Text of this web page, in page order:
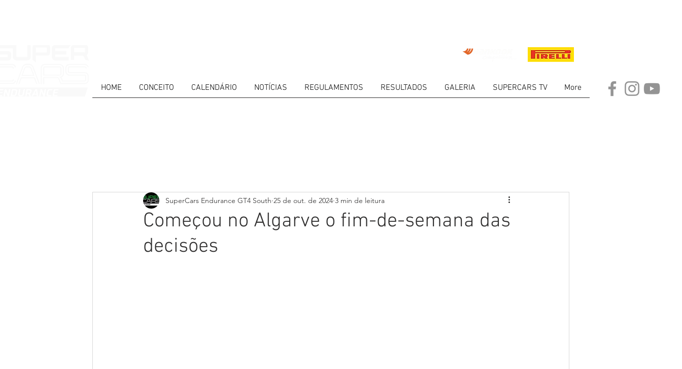
HOME CONCEITO CALENDÁRIO NOTÍCIAS REGULAMENTOS RESULTADOS GALERIA SUPERCARS TV More
Começou no Algarve o fim-de-semana das
decisões
SuperCars Endurance GT4 South 25 de out. de 2024 3 min de leitura